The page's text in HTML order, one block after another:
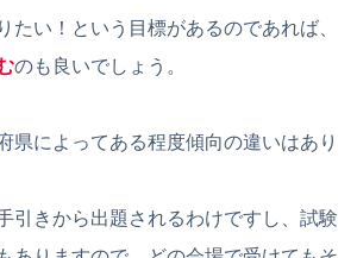
たい！という目標があるのであれば、
のも良いでしょう。
県によってある程度傾向の違いはあり
引きから出題されるわけですし、試験